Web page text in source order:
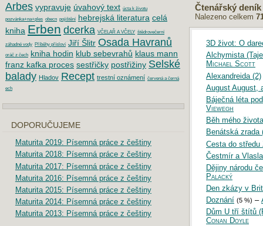
Čtenářský deník
Nalezeno celkem 71
3D život: O
Alchymista
Michael Scott
Alexandreida (2)
August August,
Báječná léta
Viewegh
Běh mého života
Benátská zrada
Cesta do středu
Čestmír a
Dějiny národu
Palacký
Den zkázy v
Doznání (5 %) –
Dům U tří štítů
Conan Doyle
Arbes vypravuje úvahový text úcta k životu
pozvánka+na+ples obecn pojištění hebrejská literatura celá
kniha Erben dcerka VČELAŘ A VČELY štědrovečerní
záhadné vody Příběhy přísloví Jiří Šlitr Osada Havranů
oráč z čech kniha hodin klub sebevrahů klaus mann
franz kafka proces sestřičky postřižiny Selské
balady Hladov Recept trestní oznámení červená a černá
ech
DOPORUČUJEME
Maturita 2019: Písemná práce z češtiny
Maturita 2018: Písemná práce z češtiny
Maturita 2017: Písemná práce z češtiny
Maturita 2016: Písemná práce z češtiny
Maturita 2015: Písemná práce z češtiny
Maturita 2014: Písemná práce z češtiny
Maturita 2013: Písemná práce z češtiny